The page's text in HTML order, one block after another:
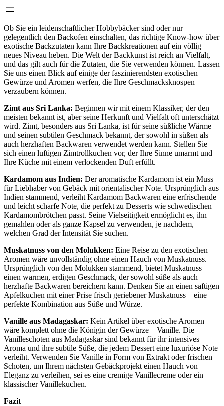
Ob Sie ein leidenschaftlicher Hobbybäcker sind oder nur
gelegentlich den Backofen einschalten, das richtige Know-how über
exotische Backzutaten kann Ihre Backkreationen auf ein völlig
neues Niveau heben. Die Welt der Backkunst ist reich an Vielfalt,
und das gilt auch für die Zutaten, die Sie verwenden können. Lassen
Sie uns einen Blick auf einige der faszinierendsten exotischen
Gewürze und Aromen werfen, die Ihre Geschmacksknospen
verzaubern können.
Zimt aus Sri Lanka: Beginnen wir mit einem Klassiker, der den
meisten bekannt ist, aber seine Herkunft und Vielfalt oft unterschätzt
wird. Zimt, besonders aus Sri Lanka, ist für seine süßliche Wärme
und seinen subtilen Geschmack bekannt, der sowohl in süßen als
auch herzhaften Backwaren verwendet werden kann. Stellen Sie
sich einen luftigen Zimtrollkuchen vor, der Ihre Sinne umarmt und
Ihre Küche mit einem verlockenden Duft erfüllt.
Kardamom aus Indien: Der aromatische Kardamom ist ein Muss
für Liebhaber von Gebäck mit orientalischer Note. Ursprünglich aus
Indien stammend, verleiht Kardamom Backwaren eine erfrischende
und leicht scharfe Note, die perfekt zu Desserts wie schwedischen
Kardamombrötchen passt. Seine Vielseitigkeit ermöglicht es, ihn
gemahlen oder als ganze Kapsel zu verwenden, je nachdem,
welchen Grad der Intensität Sie suchen.
Muskatnuss von den Molukken: Eine Reise zu den exotischen
Aromen wäre unvollständig ohne einen Hauch von Muskatnuss.
Ursprünglich von den Molukken stammend, bietet Muskatnuss
einen warmen, erdigen Geschmack, der sowohl süße als auch
herzhafte Backwaren bereichern kann. Denken Sie an einen saftigen
Apfelkuchen mit einer Prise frisch geriebener Muskatnuss – eine
perfekte Kombination aus Süße und Würze.
Vanille aus Madagaskar: Kein Artikel über exotische Aromen
wäre komplett ohne die Königin der Gewürze – Vanille. Die
Vanilleschoten aus Madagaskar sind bekannt für ihr intensives
Aroma und ihre subtile Süße, die jedem Dessert eine luxuriöse Note
verleiht. Verwenden Sie Vanille in Form von Extrakt oder frischen
Schoten, um Ihrem nächsten Gebäckprojekt einen Hauch von
Eleganz zu verleihen, sei es eine cremige Vanillecreme oder ein
klassischer Vanillekuchen.
Fazit